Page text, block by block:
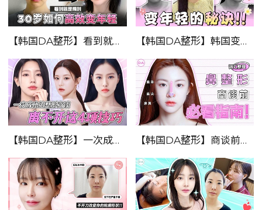
【韩国DA整形】看到就是赚到——30岁如何高效变年轻！！！ 【韩国DA整形】韩国变美vlog——变年轻的秘诀！！！
【韩国DA整形】一次成功的整形商谈，离不开这4项技巧！！！ 【韩国DA整形】商谈前必看指南！！——鼻整形